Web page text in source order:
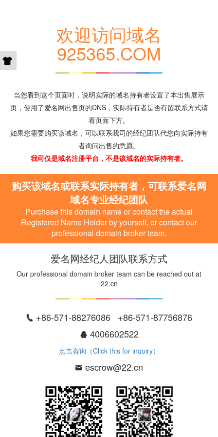
欢迎访问域名
925365.COM
当您看到这个页面时，说明实际的域名持有者设置了本出售展示
页，使用了爱名网出售页的DNS，实际持有者是否有留联系方式请
看页面下方。
如果您需要购买该域名，可以联系我司的经纪团队代您向实际持有
者询问出售的意愿。
我司仅是域名注册平台，不是该域名的实际持有者。
购买该域名或联系实际持有者，可联系爱名网
域名专业经纪团队
Purchase this domain name or contact the actual
Registered Name Holder by yourself, or contact our
professional domain broker team.
爱名网经纪人团队联系方式
Our professional domain broker team can be reached out at
22.cn
+86-571-88276086 +86-571-87756876
4006602522
点击咨询（Click this for inquiry）
escrow@22.cn